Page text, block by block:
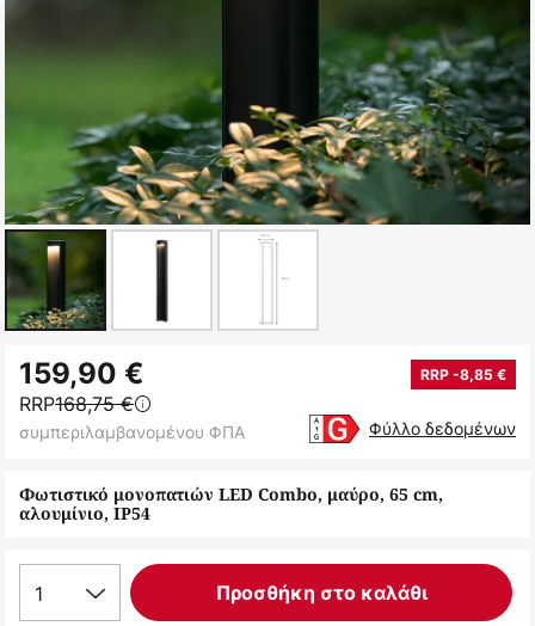
στην
αρχή
της
εικόνων
Φωτιστικό μονοπατιών LED Combo, μαύρο, 65 cm,
αλουμίνιο, IP54
159,90 € RRP -8,85 €
RRP168,75 €
συμπεριλαμβανομένου ΦΠΑ Φύλλο δεδομένων
1 Προσθήκη στο καλάθι